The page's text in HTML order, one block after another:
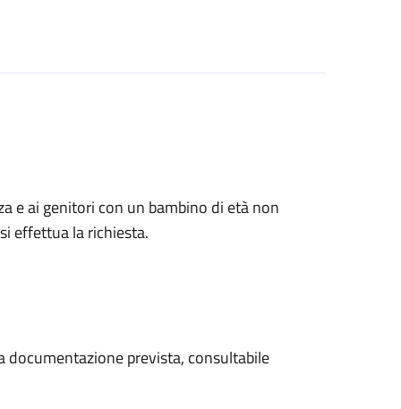
e ai genitori con un bambino di età non
effettua la richiesta.
prevista, consultabile